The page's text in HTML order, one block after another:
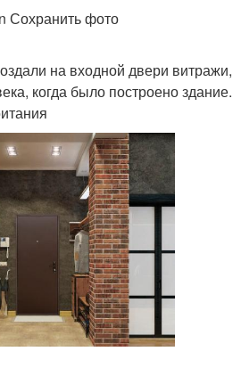
Сохранить фото
на входной двери витражи,
когда было построено здание.